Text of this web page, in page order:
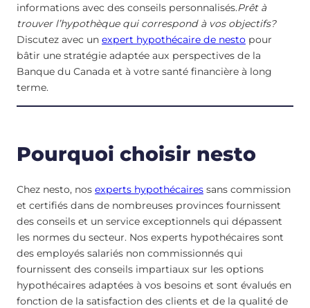
informations avec des conseils personnalisés.Prêt à
trouver l’hypothèque qui correspond à vos objectifs?
Discutez avec un expert hypothécaire de nesto pour
bâtir une stratégie adaptée aux perspectives de la
Banque du Canada et à votre santé financière à long
terme.
Pourquoi choisir nesto
Chez nesto, nos experts hypothécaires sans commission
et certifiés dans de nombreuses provinces fournissent
des conseils et un service exceptionnels qui dépassent
les normes du secteur. Nos experts hypothécaires sont
des employés salariés non commissionnés qui
fournissent des conseils impartiaux sur les options
hypothécaires adaptées à vos besoins et sont évalués en
fonction de la satisfaction des clients et de la qualité de